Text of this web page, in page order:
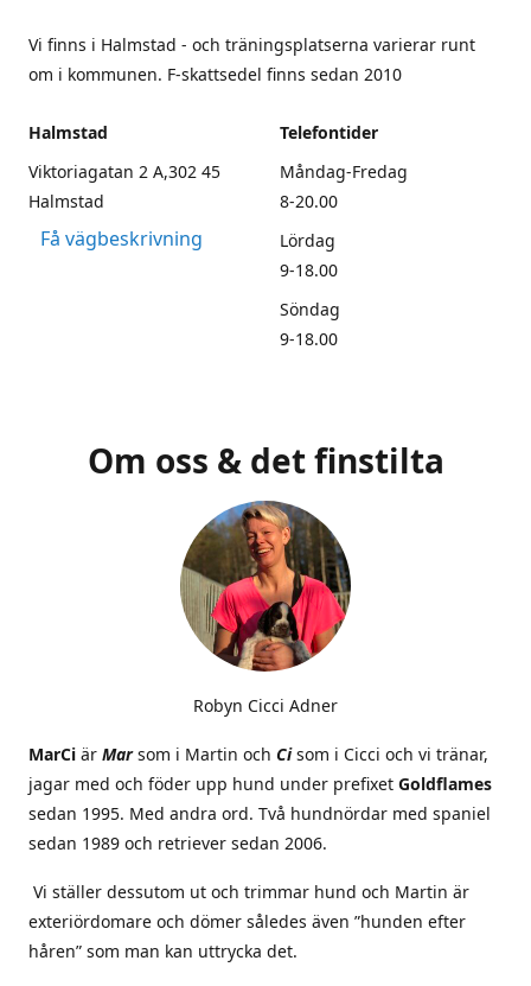
Vi finns i Halmstad - och träningsplatserna varierar runt
om i kommunen. F-skattsedel finns sedan 2010
Halmstad
Viktoriagatan 2 A,302 45
Halmstad
Få vägbeskrivning
Telefontider
Måndag-Fredag
8-20.00
Lördag
9-18.00
Söndag
9-18.00
Om oss & det finstilta
Robyn Cicci Adner
MarCi är Marsom i Martin och Cisom i Cicci och vi tränar,
jagar med och föder upp hund under prefixet Goldflames
sedan 1995. Med andra ord. Två hundnördar med spaniel
sedan 1989 och retriever sedan 2006.
Vi ställer dessutom ut och trimmar hund och Martin är
exteriördomare och dömer således även ”hunden efter
håren” som man kan uttrycka det.